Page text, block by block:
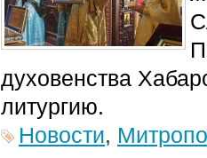
духовенства
литургию.
Новости,